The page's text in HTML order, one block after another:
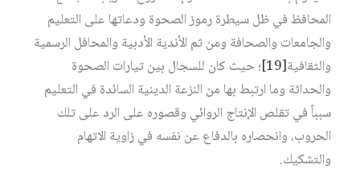
المحافظ في ظل سيطرة رموز الصحوة ودعاتها على التعليم
والجامعات والصحافة ومن ثم الأندية الأدبية والمحافل الرسمية
والثقافية‏[19]
؛ حيث كان للسجال بين تيارات الصحوة
والحداثة وما ارتبط بها من النزعة الدينية السائدة في التعليم
سبباً في تقلص الإنتاج الروائي وقصوره على الرد على تلك
الحروب، وانحصاره بالدفاع عن نفسه في زاوية الاتهام
والتشكيك.